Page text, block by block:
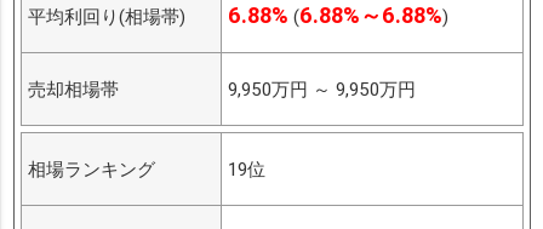
平均利回り(相場帯) 6.88% (6.88%～6.88%)
売却相場帯 9,950万円 ～ 9,950万円
相場ランキング 19位